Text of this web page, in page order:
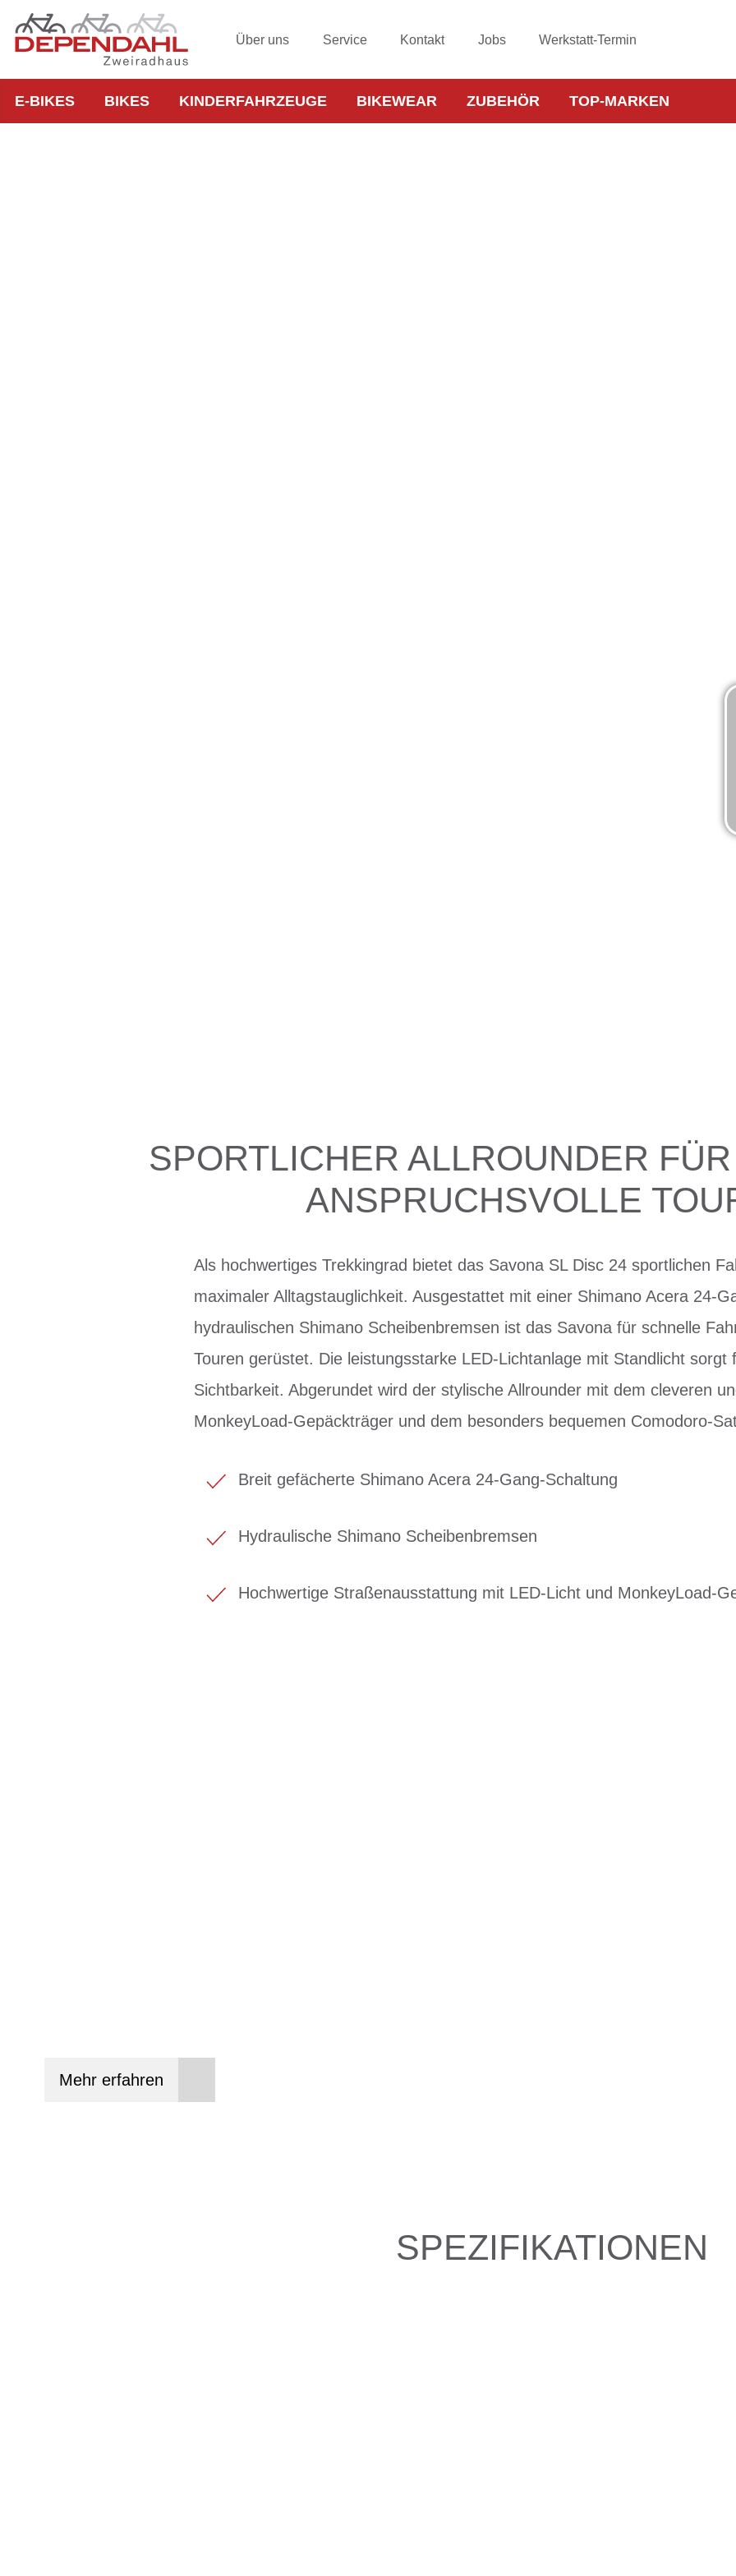
Über uns Service Kontakt Jobs Werkstatt-Termin
E-BIKES BIKES KINDERFAHRZEUGE BIKEWEAR ZUBEHÖR TOP-MARKEN
SPORTLICHER ALLROUNDER
ANSPRUCHSVOLLE
Als hochwertiges Trekkingrad bietet das Savona SL Disc 24 sportlichen
maximaler Alltagstauglichkeit. Ausgestattet mit einer Shimano Acera 24-
hydraulischen Shimano Scheibenbremsen ist das Savona für schnelle
Touren gerüstet. Die leistungsstarke LED-Lichtanlage mit Standlicht sorgt
Sichtbarkeit. Abgerundet wird der stylische Allrounder mit dem cleveren
MonkeyLoad-Gepäckträger und dem besonders bequemen Comodoro-
Breit gefächerte Shimano Acera 24-Gang-Schaltung
Hydraulische Shimano Scheibenbremsen
Hochwertige Straßenausstattung mit LED-Licht und MonkeyLoad-
Mehr erfahren
SPEZIFIKATIONEN